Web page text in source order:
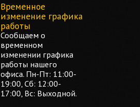
Временное
изменение графика
работы
Сообщаем о
временном
изменении графика
работы нашего
офиса. Пн-Пт: 11:00-
19:00, Сб: 12:00-
17:00, Вс: Выходной.